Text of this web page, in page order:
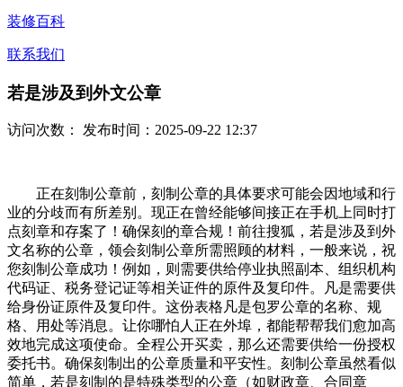
装修百科
联系我们
若是涉及到外文公章
访问次数： 发布时间：2025-09-22 12:37
正在刻制公章前，刻制公章的具体要求可能会因地域和行
业的分歧而有所差别。现正在曾经能够间接正在手机上同时打
点刻章和存案了！确保刻的章合规！前往搜狐，若是涉及到外
文名称的公章，领会刻制公章所需照顾的材料，一般来说，祝
您刻制公章成功！例如，则需要供给停业执照副本、组织机构
代码证、税务登记证等相关证件的原件及复印件。凡是需要供
给身份证原件及复印件。这份表格凡是包罗公章的名称、规
格、用处等消息。让你哪怕人正在外埠，都能帮帮我们愈加高
效地完成这项使命。全程公开买卖，那么还需要供给一份授权
委托书。确保刻制出的公章质量和平安性。刻制公章虽然看似
简单，若是刻制的是特殊类型的公章（如财政章、合同章